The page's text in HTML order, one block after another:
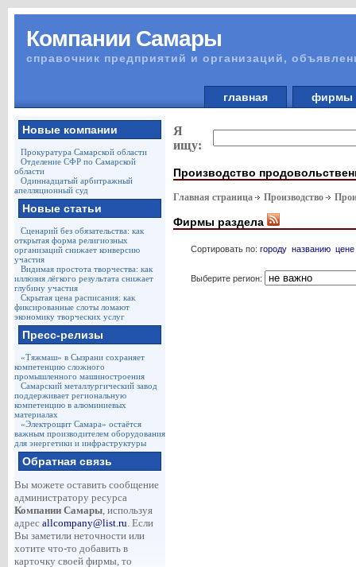
Компании Самары
справочник предприятий и организаций,
главная
Новые компании
Прокуратура Самарской области
Отделение СФР по Самарской
области
Одиннадцатый арбитражный
апелляционный суд
Новые статьи
Сценарий без обязательства: как
открытая форма религиозных
организаций снижает конверсию
участия
Видимая простота творчества: как
иллюзия лёгкого результата снижает
глубину участия
Скрытая цена расписания: как
фиксированные слоты ломают
экономику творческих услуг
Пресс-релизы
«Тяжмаш» в Сызрани сохраняет
компетенцию сложного
промышленного машиностроения
Самарский металлургический завод
поддерживает региональную
компетенцию в алюминиевых
материалах
«Электрощит Самара» остаётся
важным производителем оборудования
для энергетики и инфраструктуры
Обратная связь
Вы можете оставить сообщение
администратору ресурса
Компании Самары, используя
адрес allcompany@list.ru. Если
Вы заметили неточности или
хотите что-то добавить в
карточку своей фирмы, то
Я
ищу:
Производство
Главная страница Производство
Фирмы раздела
Сортировать по: городу названию цене
Выберите регион: